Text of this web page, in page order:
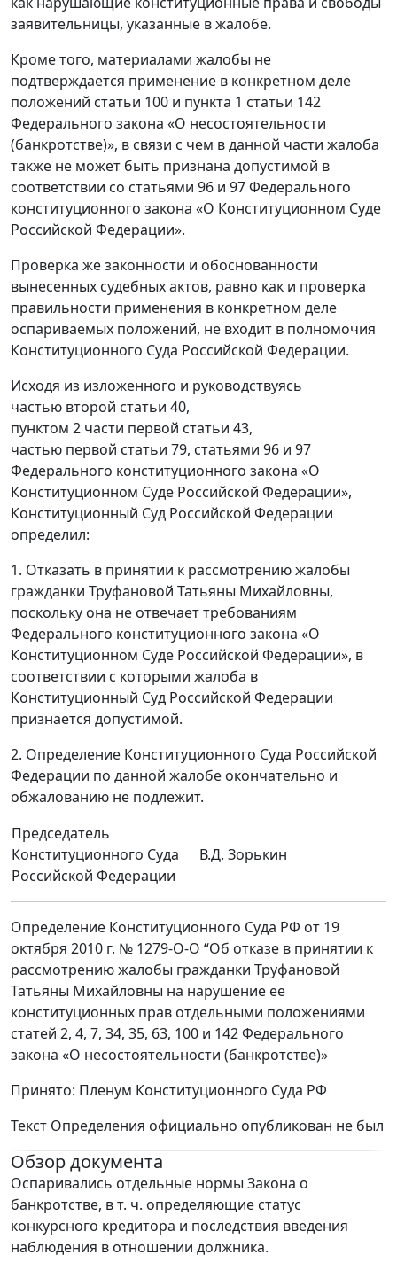
заявительницы, указанные в жалобе.
Кроме того, материалами жалобы не
подтверждается применение в конкретном деле
положений статьи 100 и пункта 1 статьи 142
Федерального закона «О несостоятельности
(банкротстве)», в связи с чем в данной части жалоба
также не может быть признана допустимой в
соответствии со статьями 96 и 97 Федерального
конституционного закона «О Конституционном Суде
Российской Федерации».
Проверка же законности и обоснованности
вынесенных судебных актов, равно как и проверка
правильности применения в конкретном деле
оспариваемых положений, не входит в полномочия
Конституционного Суда Российской Федерации.
Исходя из изложенного и руководствуясь
частью второй статьи 40,
пунктом 2 части первой статьи 43,
частью первой статьи 79, статьями 96 и 97
Федерального конституционного закона «О
Конституционном Суде Российской Федерации»,
Конституционный Суд Российской Федерации
определил:
1. Отказать в принятии к рассмотрению жалобы
гражданки Труфановой Татьяны Михайловны,
поскольку она не отвечает требованиям
Федерального конституционного закона «О
Конституционном Суде Российской Федерации», в
соответствии с которыми жалоба в
Конституционный Суд Российской Федерации
признается допустимой.
2. Определение Конституционного Суда Российской
Федерации по данной жалобе окончательно и
обжалованию не подлежит.
Председатель
Конституционного Суда
Российской Федерации
В.Д. Зорькин
Определение Конституционного Суда РФ от 19
октября 2010 г. № 1279-О-О “Об отказе в принятии к
рассмотрению жалобы гражданки Труфановой
Татьяны Михайловны на нарушение ее
конституционных прав отдельными положениями
статей 2, 4, 7, 34, 35, 63, 100 и 142 Федерального
закона «О несостоятельности (банкротстве)»
Принято: Пленум Конституционного Суда РФ
Текст Определения официально опубликован не был
Обзор документа
Оспаривались отдельные нормы Закона о
банкротстве, в т. ч. определяющие статус
конкурсного кредитора и последствия введения
наблюдения в отношении должника.